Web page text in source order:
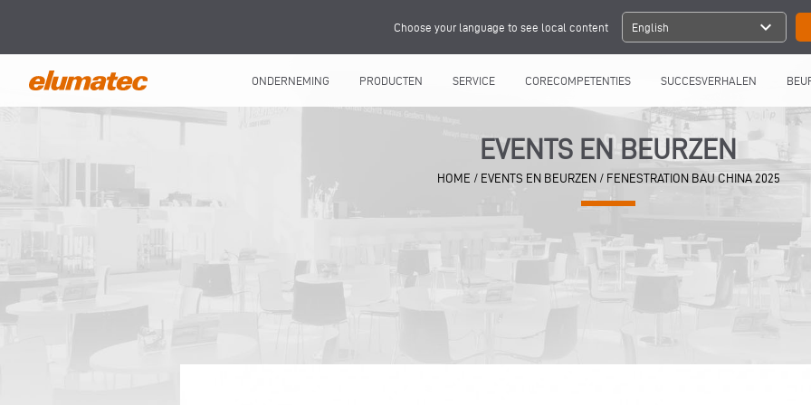
Choose your language to see local content English expand_more
ONDERNEMING PRODUCTEN SERVICE CORECOMPETENTIES SUCCESVERHALEN
EVENTS EN BEURZEN
HOME / EVENTS EN BEURZEN / FENESTRATION BAU CHINA 2025